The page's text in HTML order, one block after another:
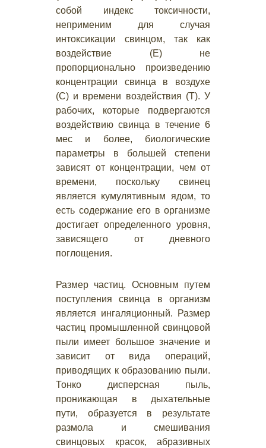
собой индекс токсичности,
неприменим для случая
интоксикации свинцом, так как
воздействие (Е) не
пропорционально произведению
концентрации свинца в воздухе
(С) и времени воздействия (Т). У
рабочих, которые подвергаются
воздействию свинца в течение 6
мес и более, биологические
параметры в большей степени
зависят от концентрации, чем от
времени, поскольку свинец
является кумулятивным ядом, то
есть содержание его в организме
достигает определенного уровня,
зависящего от дневного
поглощения.
Размер частиц. Основным путем
поступления свинца в организм
является ингаляционный. Размер
частиц промышленной свинцовой
пыли имеет большое значение и
зависит от вида операций,
приводящих к образованию пыли.
Тонко дисперсная пыль,
проникающая в дыхательные
пути, образуется в результате
размола и смешивания
свинцовых красок, абразивных